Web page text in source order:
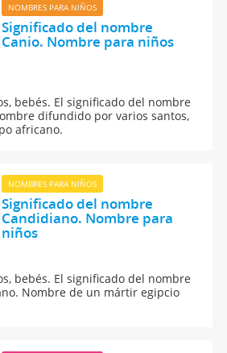
NOMBRES PARA NIÑOS
Significado del nombre
Canio. Nombre para niños
bebés. El significado del nombre
difundido por varios santos,
africano.
NOMBRES PARA NIÑOS
Significado del nombre
Candidiano. Nombre para
niños
bebés. El significado del nombre
Nombre de un mártir egipcio